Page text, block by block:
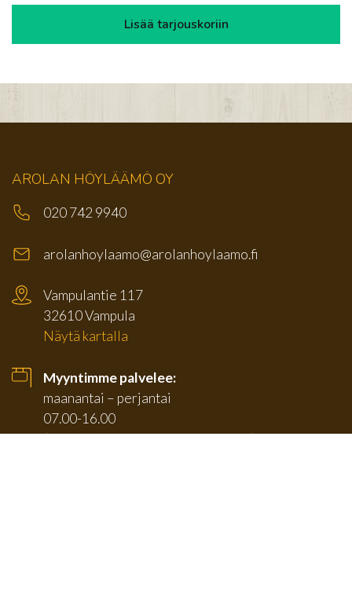
AROLAN HÖYLÄÄMÖ OY
020 742 9940
arolanhoylaamo@arolanhoylaamo.fi
Vampulantie 117
32610 Vampula
Näytä kartalla
Myyntimme palvelee:
maanantai – perjantai
07.00-16.00
(Pihamyyntimme sulkeutuu klo 15.30)